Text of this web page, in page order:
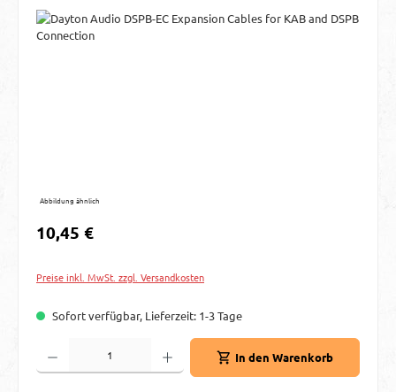
Bildergalerie überspringen
Abbildung ähnlich
Regulärer Preis:
10,45 €
Preise inkl. MwSt. zzgl. Versandkosten
Sofort verfügbar, Lieferzeit: 1-3 Tage
Produkt Anzahl: Gib den gewünschten Wert ein oder benutze die Schaltflächen
In den Warenkorb